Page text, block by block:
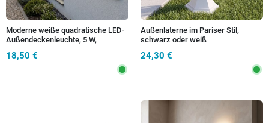
Moderne weiße quadratische LED-
Außendeckenleuchte, 5 W,
18,50 €
Außenlaterne im Pariser Stil,
schwarz oder weiß
24,30 €